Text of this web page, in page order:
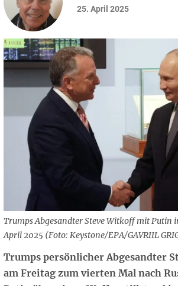
25. April 2025
Trumps Abgesandter Steve Witkoff mit Putin
April 2025 (Foto: Keystone/EPA/GAVRIIL
Trumps persönlicher Abgesandter
am Freitag zum vierten Mal nach